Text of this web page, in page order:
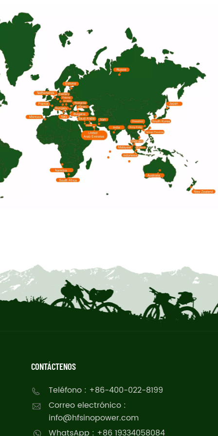
CONTÁCTENOS
Teléfono : +86-400-022-8199
Correo electrónico :
info@hfsinopower.com
WhatsApp : +86 19334058084